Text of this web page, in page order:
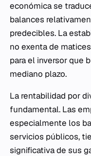
económica se
balances
predecibles. La
no exenta de
para el inversor que
mediano plazo.
La rentabilidad por
fundamental. Las
especialmente los
servicios públicos,
significativa de sus